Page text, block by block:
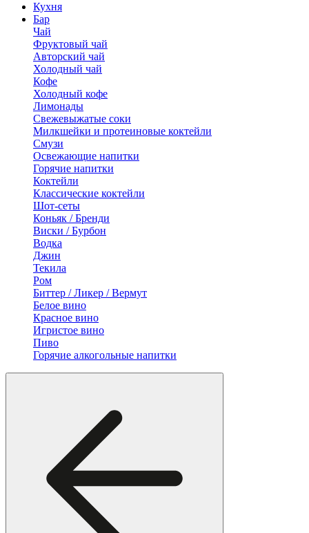
Кухня
Бар
Чай
Фруктовый чай
Авторский чай
Холодный чай
Кофе
Холодный кофе
Лимонады
Свежевыжатые соки
Милкшейки и протеиновые коктейли
Смузи
Освежающие напитки
Горячие напитки
Коктейли
Классические коктейли
Шот-сеты
Коньяк / Бренди
Виски / Бурбон
Водка
Джин
Текила
Ром
Биттер / Ликер / Вермут
Белое вино
Красное вино
Игристое вино
Пиво
Горячие алкогольные напитки